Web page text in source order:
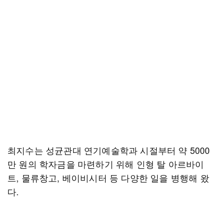
최지수는 성균관대 연기예술학과 시절부터 약 5000
만 원의 학자금을 마련하기 위해 인형 탈 아르바이
트, 물류창고, 베이비시터 등 다양한 일을 병행해 왔
다.